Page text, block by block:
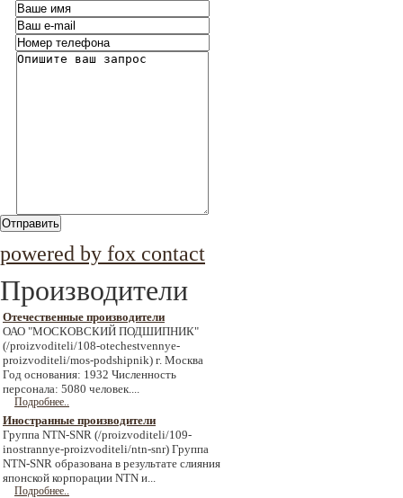
Отправить
powered by fox contact
Производители
Отечественные производители
ОАО "МОСКОВСКИЙ ПОДШИПНИК"
(/proizvoditeli/108-otechestvennye-
proizvoditeli/mos-podshipnik) г. Москва
Год основания: 1932 Численность
персонала: 5080 человек....
Подробнее..
Иностранные производители
Группа NTN-SNR (/proizvoditeli/109-
inostrannye-proizvoditeli/ntn-snr) Группа
NTN-SNR образована в результате слияния
японской корпорации NTN и...
Подробнее..